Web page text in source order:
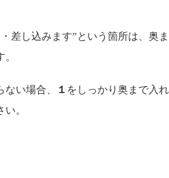
差し込みます”という箇所は、奥
ない場合、 １ をしっかり奥まで入
。